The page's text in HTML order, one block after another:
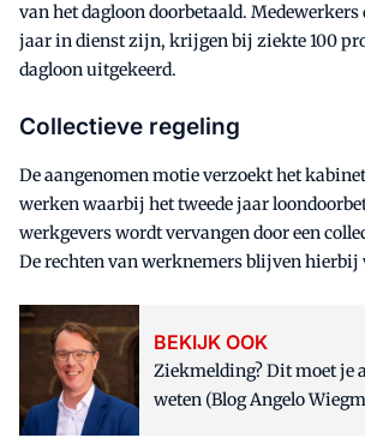
van het dagloon doorbetaald. Medewerkers
jaar in dienst zijn, krijgen bij ziekte 100
dagloon uitgekeerd.
Collectieve regeling
De aangenomen motie verzoekt het
werken waarbij het tweede jaar
werkgevers wordt vervangen door een
De rechten van werknemers blijven hierbij
BEKIJK OOK
Ziekmelding? Dit moet je
weten (Blog Angelo